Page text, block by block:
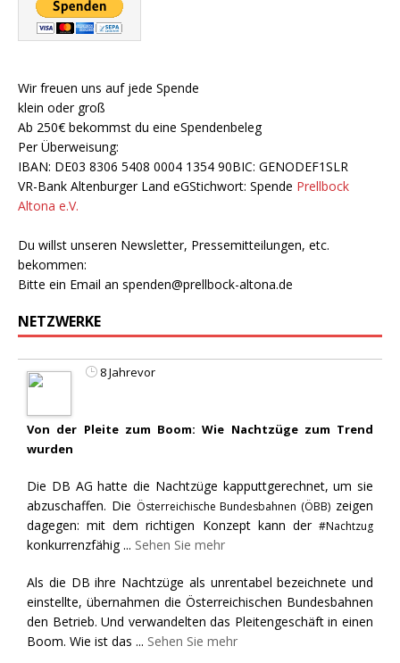
Wir freuen uns auf jede Spende
klein oder groß
Ab 250€ bekommst du eine Spendenbeleg
Per Überweisung:
IBAN: DE03 8306 5408 0004 1354 90BIC: GENODEF1SLR
VR-Bank Altenburger Land eGStichwort: Spende Prellbock
Altona e.V.
Du willst unseren Newsletter, Pressemitteilungen, etc.
bekommen:
Bitte ein Email an spenden@prellbock-altona.de
NETZWERKE
8 Jahrevor
Von der Pleite zum Boom: Wie Nachtzüge zum Trend
wurden
Die DB AG hatte die Nachtzüge kapputtgerechnet, um sie
abzuschaffen. Die Österreichische Bundesbahnen (ÖBB) zeigen
dagegen: mit dem richtigen Konzept kann der #Nachtzug
konkurrenzfähig ... Sehen Sie mehr
Als die DB ihre Nachtzüge als unrentabel bezeichnete und
einstellte, übernahmen die Österreichischen Bundesbahnen
den Betrieb. Und verwandelten das Pleitengeschäft in einen
Boom. Wie ist das ... Sehen Sie mehr